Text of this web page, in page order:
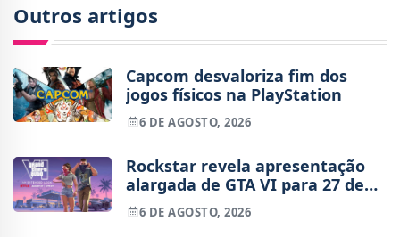
Outros artigos
Capcom desvaloriza fim dos
jogos físicos na PlayStation
6 DE AGOSTO, 2026
Rockstar revela apresentação
alargada de GTA VI para 27 de
agosto
6 DE AGOSTO, 2026